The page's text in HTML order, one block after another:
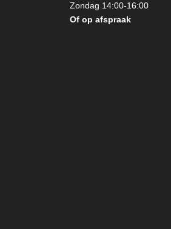
Zondag 14:00-16:00
Of op afspraak